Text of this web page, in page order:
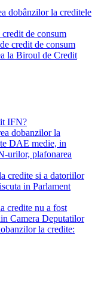
dobânzilor la creditele
de consum
credit de consum
la Biroul de Credit
IFN?
dobanzilor la
DAE medie, in
urilor, plafonarea
credite si a datoriilor
in Parlament
credite nu a fost
Camera Deputatilor
la credite: